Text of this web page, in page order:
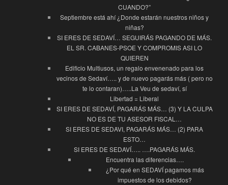
CUANDO?”
Septiembre está ahí ¿Donde estarán nuestros niños y
niñas?
SI ERES DE SEDAVÍ… SEGUIRÁS PAGANDO DE MÁS.
EL SR. CABANES-PSOE Y COMPROMIS ASI LO
QUIEREN
Edificio Multiusos, un regalo envenenado para los
vecinos de Sedaví….. y de nuevo pagarás más ( pero no
te lo contaran)…..La Veu de sedaví, sí
Libertad = Liberal
SI ERES DE SEDAVÍ, PAGARÁS MÁS… (3) Y LA CULPA
NO ES DE TU ASESOR FISCAL…
SI ERES DE SEDAVI, PAGARÁS MÁS… (2) PARA
ESTO…
SI ERES DE SEDAVÍ….. ….PAGARÁS MÁS.
Encuentra las diferencias….
¿Por qué en SEDAVÍ pagamos más
impuestos de los debidos?